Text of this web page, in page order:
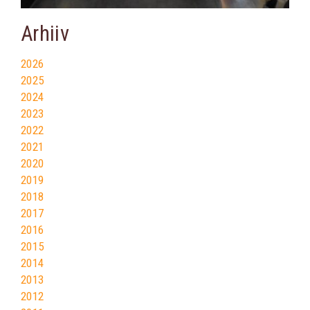
Arhiiv
2026
2025
2024
2023
2022
2021
2020
2019
2018
2017
2016
2015
2014
2013
2012